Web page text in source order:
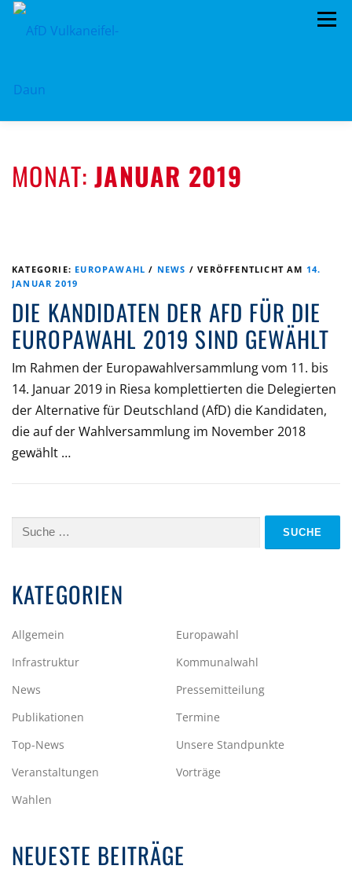
Zum
Inhalt
Menü
TERMINE MITMACHEN! KONTAKT
MONAT: JANUAR 2019
KATEGORIE: EUROPAWAHL / NEWS /VERÖFFENTLICHT AM 14.
JANUAR 2019
DIE KANDIDATEN DER AFD FÜR DIE
EUROPAWAHL 2019 SIND GEWÄHLT
Im Rahmen der Europawahlversammlung vom 11. bis
14. Januar 2019 in Riesa komplettierten die Delegierten
der Alternative für Deutschland (AfD) die Kandidaten,
die auf der Wahlversammlung im November 2018
gewählt …
Suche
KATEGORIEN
Allgemein
Europawahl
Infrastruktur
Kommunalwahl
News
Pressemitteilung
Publikationen
Termine
Top-News
Unsere Standpunkte
Veranstaltungen
Vorträge
Wahlen
NEUESTE BEITRÄGE